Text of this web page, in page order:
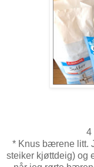
4
* Knus bærene litt.
steiker kjøttdeig) og